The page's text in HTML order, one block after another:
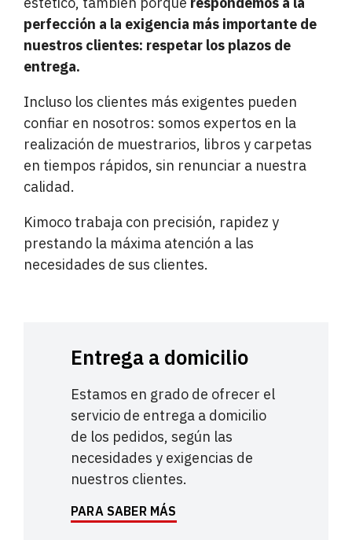
perfección a la exigencia más importante de
nuestros clientes: respetar los plazos de
entrega.
Incluso los clientes más exigentes pueden
confiar en nosotros: somos expertos en la
realización de muestrarios, libros y carpetas
en tiempos rápidos, sin renunciar a nuestra
calidad.
Kimoco trabaja con precisión, rapidez y
prestando la máxima atención a las
necesidades de sus clientes.
Entrega a domicilio
Estamos en grado de ofrecer el
servicio de entrega a domicilio
de los pedidos, según las
necesidades y exigencias de
nuestros clientes.
PARA SABER MÁS